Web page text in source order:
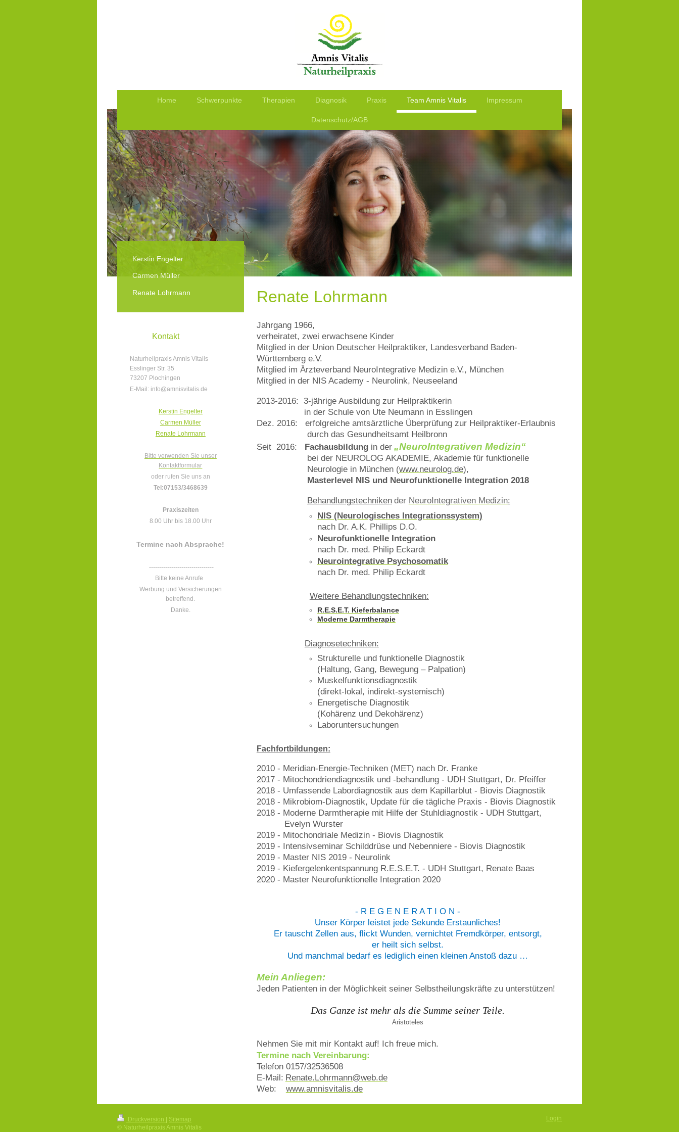
Home Schwerpunkte Therapien Diagnosik Praxis Team Amnis Vitalis Impressum
Datenschutz/AGB
Renate Lohrmann
Jahrgang 1966,
verheiratet, zwei erwachsene Kinder
Mitglied in der Union Deutscher Heilpraktiker, Landesverband Baden-
Württemberg e.V.
Mitglied im Ärzteverband NeuroIntegrative Medizin e.V., München
Mitglied in der NIS Academy - Neurolink, Neuseeland
2013-2016: 3-jährige Ausbildung zur Heilpraktikerin
in der Schule von Ute Neumann in Esslingen
Dez. 2016: erfolgreiche amtsärztliche Überprüfung zur Heilpraktiker-Erlaubnis
durch das Gesundheitsamt Heilbronn
Seit 2016:
Fachausbildungin der „NeuroIntegrativen Medizin“
bei der NEUROLOG AKADEMIE, Akademie für funktionelle
Neurologie in München (www.neurolog.de),
Masterlevel NIS und Neurofunktionelle Integration 2018
Behandlungstechniken der NeuroIntegrativen Medizin:
NIS (Neurologisches Integrationssystem)
nach Dr. A.K. Phillips D.O.
Neurofunktionelle Integration
nach Dr. med. Philip Eckardt
Neurointegrative Psychosomatik
nach Dr. med. Philip Eckardt
Weitere Behandlungstechniken:
R.E.S.E.T. Kieferbalance
Moderne Darmtherapie
Diagnosetechniken:
Strukturelle und funktionelle Diagnostik
(Haltung, Gang, Bewegung – Palpation)
Muskelfunktionsdiagnostik
(direkt-lokal, indirekt-systemisch)
Energetische Diagnostik
(Kohärenz und Dekohärenz)
Laboruntersuchungen
Fachfortbildungen:
2010 - Meridian-Energie-Techniken (MET) nach Dr. Franke
2017 - Mitochondriendiagnostik und -behandlung - UDH Stuttgart, Dr. Pfeiffer
2018 - Umfassende Labordiagnostik aus dem Kapillarblut - Biovis Diagnostik
2018 - Mikrobiom-Diagnostik, Update für die tägliche Praxis - Biovis Diagnostik
2018 - Moderne Darmtherapie mit Hilfe der Stuhldiagnostik - UDH Stuttgart,
Evelyn Wurster
2019 - Mitochondriale Medizin - Biovis Diagnostik
2019 - Intensivseminar Schilddrüse und Nebenniere - Biovis Diagnostik
2019 - Master NIS 2019 - Neurolink
2019 - Kiefergelenkentspannung R.E.S.E.T. - UDH Stuttgart, Renate Baas
2020 - Master Neurofunktionelle Integration 2020
- R E G E N E R A T I O N -
Unser Körper leistet jede Sekunde Erstaunliches!
Er tauscht Zellen aus, flickt Wunden, vernichtet Fremdkörper, entsorgt,
er heilt sich selbst.
Und manchmal bedarf es lediglich einen kleinen Anstoß dazu …
Mein Anliegen:
Jeden Patienten in der Möglichkeit seiner Selbstheilungskräfte zu unterstützen!
Das Ganze ist mehr als die Summe seiner Teile.
Aristoteles
Nehmen Sie mit mir Kontakt auf! Ich freue mich.
Termine nach Vereinbarung:
Telefon 0157/32536508
E-Mail: Renate.Lohrmann@web.de
Web:
www.amnisvitalis.de
Kerstin Engelter
Carmen Müller
Renate Lohrmann
Kontakt
Naturheilpraxis Amnis Vitalis
Esslinger Str. 35
73207 Plochingen
E-Mail: info@amnisvitalis.de
Kerstin Engelter
Carmen Müller
Renate Lohrmann
Bitte verwenden Sie unser
Kontaktformular
oder rufen Sie uns an
Tel:07153/3468639
Praxiszeiten
8.00 Uhr bis 18.00 Uhr
Termine nach Absprache!
--------------------------------
Bitte keine Anrufe
Werbung und Versicherungen
betreffend.
Danke.
Druckversion
Sitemap
© Naturheilpraxis Amnis Vitalis
Login